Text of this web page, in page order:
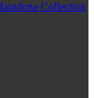
Collection